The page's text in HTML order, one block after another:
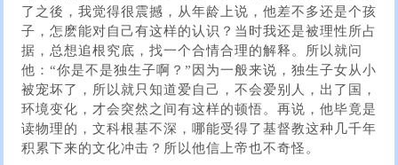
了之後，我觉得很震撼，从年龄上说，他差不多还是个孩
子，怎麽能对自己有这样的认识？当时我还是被理性所占
据，总想追根究底，找一个合情合理的解释。所以就问
他：“你是不是独生子啊？”因为一般来说，独生子女从小
被宠坏了，所以就只知道爱自己，不会爱别人，出了国，
环境变化，才会突然之间有这样的顿悟。再说，他毕竟是
读物理的，文科根基不深，哪能受得了基督教这种几千年
积累下来的文化冲击？所以他信上帝也不奇怪。